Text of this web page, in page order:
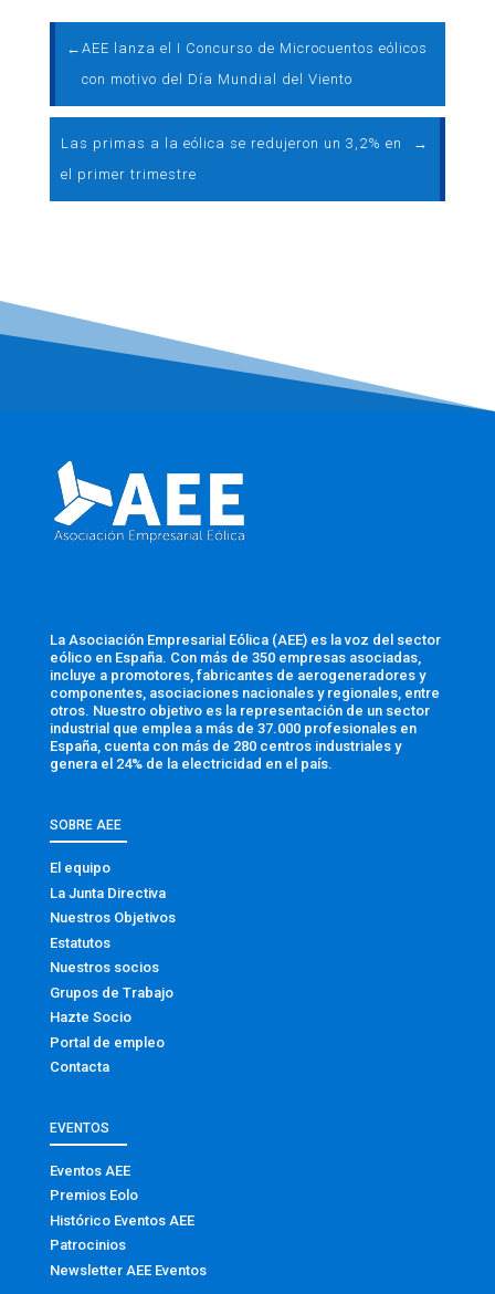
← AEE lanza el I Concurso de Microcuentos eólicos
con motivo del Día Mundial del Viento
Las primas a la eólica se redujeron un 3,2% en
el primer trimestre
→
La Asociación Empresarial Eólica (AEE) es la voz del sector
eólico en España. Con más de 350 empresas asociadas,
incluye a promotores, fabricantes de aerogeneradores y
componentes, asociaciones nacionales y regionales, entre
otros. Nuestro objetivo es la representación de un sector
industrial que emplea a más de 37.000 profesionales en
España, cuenta con más de 280 centros industriales y
genera el 24% de la electricidad en el país.
SOBRE AEE
El equipo
La Junta Directiva
Nuestros Objetivos
Estatutos
Nuestros socios
Grupos de Trabajo
Hazte Socio
Portal de empleo
Contacta
EVENTOS
Eventos AEE
Premios Eolo
Histórico Eventos AEE
Patrocinios
Newsletter AEE Eventos